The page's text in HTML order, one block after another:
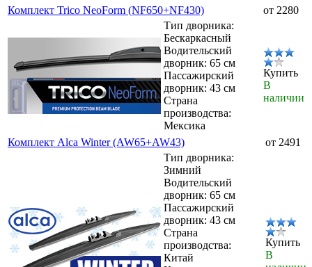
Комплект Trico NeoForm (NF650+NF430)
от 2280
Тип дворника:
Бескаркасный
Водительский
дворник: 65 см
Пассажирский
дворник: 43 см
Страна
производства:
Мексика
Купить
В
наличии
Комплект Alca Winter (AW65+AW43)
от 2491
Тип дворника:
Зимний
Водительский
дворник: 65 см
Пассажирский
дворник: 43 см
Страна
производства:
Китай
Купить
В